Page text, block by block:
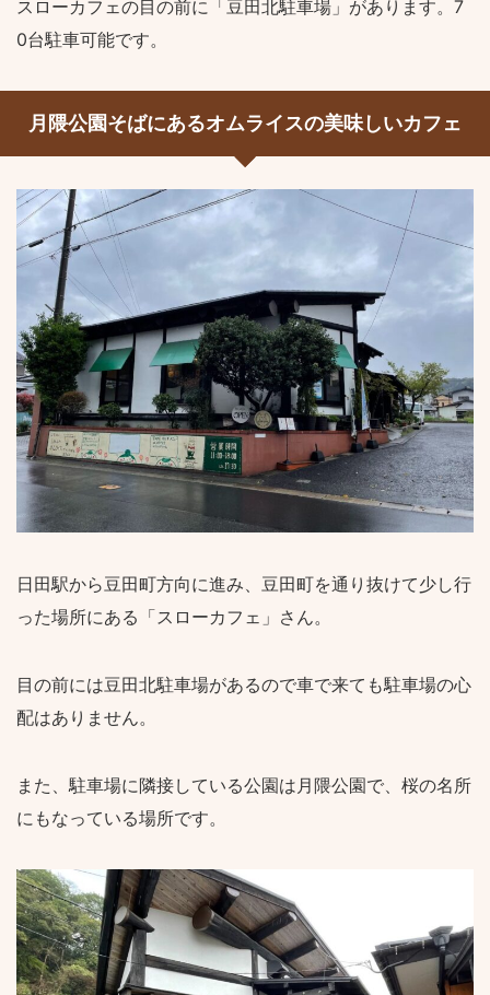
スローカフェの目の前に「豆田北駐車場」があります。7
0台駐車可能です。
月隈公園そばにあるオムライスの美味しいカフェ
日田駅から豆田町方向に進み、豆田町を通り抜けて少し行
った場所にある「スローカフェ」さん。
目の前には豆田北駐車場があるので車で来ても駐車場の心
配はありません。
また、駐車場に隣接している公園は月隈公園で、桜の名所
にもなっている場所です。